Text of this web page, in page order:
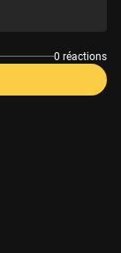
0 réactions